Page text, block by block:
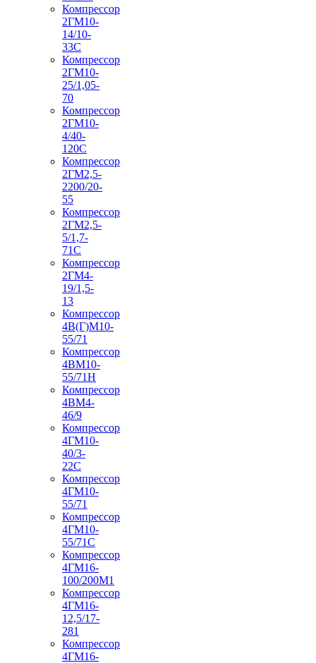
Компрессор
2ГМ10-
14/10-
33С
Компрессор
2ГМ10-
25/1,05-
70
Компрессор
2ГМ10-
4/40-
120С
Компрессор
2ГМ2,5-
2200/20-
55
Компрессор
2ГМ2,5-
5/1,7-
71С
Компрессор
2ГМ4-
19/1,5-
13
Компрессор
4В(Г)М10-
55/71
Компрессор
4ВМ10-
55/71Н
Компрессор
4ВМ4-
46/9
Компрессор
4ГМ10-
40/3-
22С
Компрессор
4ГМ10-
55/71
Компрессор
4ГМ10-
55/71С
Компрессор
4ГМ16-
100/200М1
Компрессор
4ГМ16-
12,5/17-
281
Компрессор
4ГМ16-